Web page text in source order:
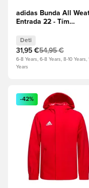
adidas Bunda All
Entrada 22 - Tím
Deti
31,95 €54,95 €
6-8 Years, 6-8 Years, 8-10 Years,
Years
Otvorí modál na
-42%